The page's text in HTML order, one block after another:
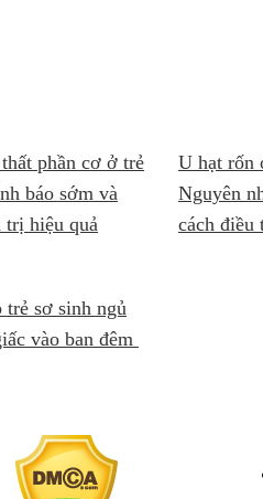
phần cơ ở trẻ
báo sớm và
trị hiệu quả
U hạt rốn
Nguyên
cách điều
trẻ sơ sinh ngủ
vào ban đêm